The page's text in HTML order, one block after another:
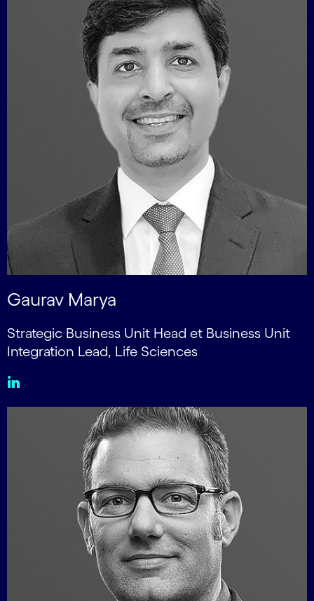
Gaurav Marya
Strategic Business Unit Head et Business Unit
Integration Lead, Life Sciences